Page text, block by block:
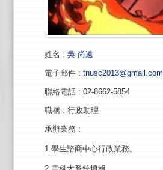
姓名 :吳 尚遠
電子郵件 :tnusc2013@gmail.com
聯絡電話 : 02-8662-5854
職稱 : 行政助理
承辦業務 :
1.學生諮商中心行政業務。